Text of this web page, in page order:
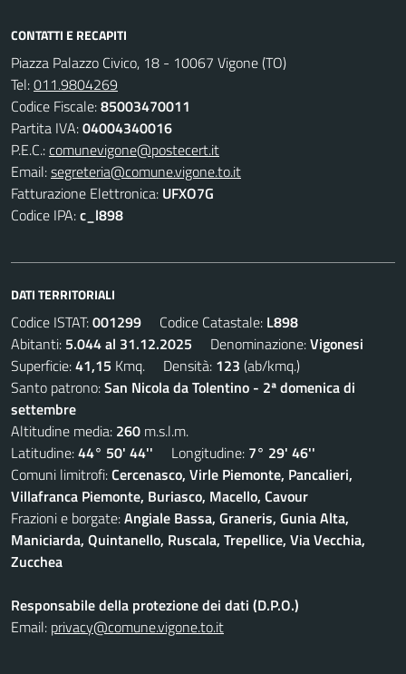
CONTATTI E RECAPITI
Piazza Palazzo Civico, 18 - 10067 Vigone (TO)
Tel:011.9804269
Codice Fiscale:85003470011
Partita IVA:04004340016
P.E.C.:comunevigone@postecert.it
Email:segreteria@comune.vigone.to.it
Fatturazione Elettronica: UFXO7G
Codice IPA:c_l898
DATI TERRITORIALI
Codice ISTAT:001299 Codice Catastale: L898
Abitanti: 5.044 al 31.12.2025 Denominazione:Vigonesi
Superficie:41,15 Kmq. Densità: 123 (ab/kmq.)
Santo patrono:San Nicola da Tolentino - 2ª domenica di
settembre
Altitudine media: 260 m.s.l.m.
Latitudine:44° 50' 44'' Longitudine: 7° 29' 46''
Comuni limitrofi:Cercenasco, Virle Piemonte, Pancalieri,
Villafranca Piemonte, Buriasco, Macello, Cavour
Frazioni e borgate:Angiale Bassa, Graneris, Gunia Alta,
Maniciarda, Quintanello, Ruscala, Trepellice, Via Vecchia,
Zucchea
Responsabile della protezione dei dati (D.P.O.)
Email: privacy@comune.vigone.to.it